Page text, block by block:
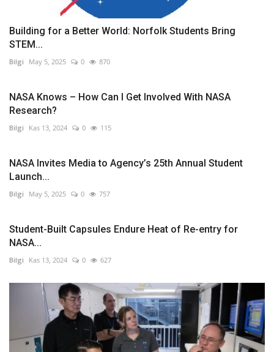
Building for a Better World: Norfolk Students Bring
STEM...
Bilgi May 5, 2025 0 870
NASA Knows – How Can I Get Involved With NASA
Research?
Bilgi Kas 13, 2024 0 115
NASA Invites Media to Agency’s 25th Annual Student
Launch...
Bilgi May 5, 2025 0 757
Student-Built Capsules Endure Heat of Re-entry for
NASA...
Bilgi Kas 13, 2024 0 627